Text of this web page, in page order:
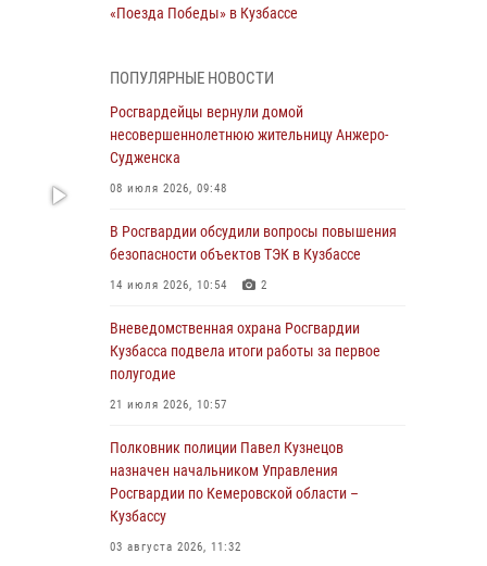
«Поезда Победы» в Кузбассе
Генерал-полковник Олег Плохой поздравил
специалистов организационно-штатных
подразделений Росгвардии с
профессиональным праздником
07 августа 2026, 05:32
С 1 сентября 2026 года вступает в силу новый
федеральный закон о частной охранной
Росгвардейцы задержали предполагаемого
виновника причинения ножевого ранения
Росгвардейцы задержали мужчину,
повредившего имущество горожанки
06 августа 2026, 08:17
ПОПУЛЯРНЫЕ НОВОСТИ
Росгвардейцы вернули домой
несовершеннолетнюю жительницу Анжеро-
Судженска
08 июля 2026, 09:48
В Росгвардии обсудили вопросы повышения
безопасности объектов ТЭК в Кузбассе
14 июля 2026, 10:54 2
Вневедомственная охрана Росгвардии
Кузбасса подвела итоги работы за первое
полугодие
21 июля 2026, 10:57
Полковник полиции Павел Кузнецов
назначен начальником Управления
Росгвардии по Кемеровской области –
Кузбассу
03 августа 2026, 11:32